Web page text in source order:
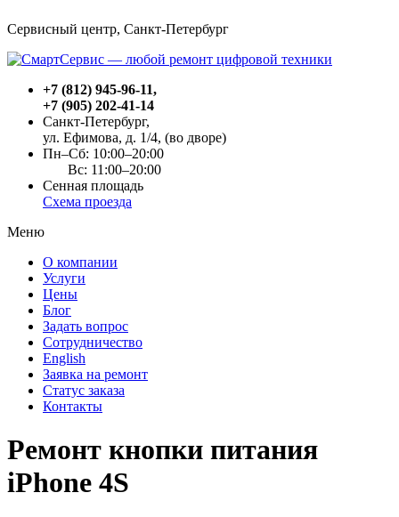
Сервисный центр, Cанкт-Петербург
+7 (812) 945-96-11,
+7 (905) 202-41-14
Санкт-Петербург,
ул. Ефимова, д. 1/4, (во дворе)
Пн–Сб: 10:00–20:00
Вс: 11:00–20:00
Сенная площадь
Схема проезда
Меню
О компании
Услуги
Цены
Блог
Задать вопрос
Сотрудничество
English
Заявка на ремонт
Статус заказа
Контакты
Ремонт кнопки питания
iPhone 4S